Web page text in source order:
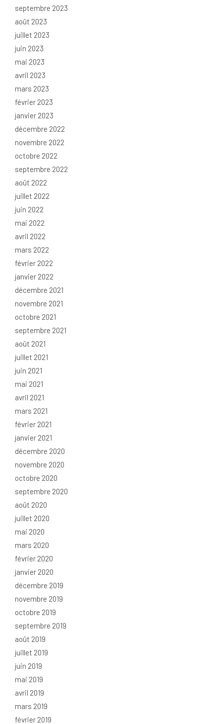
septembre 2023
août 2023
juillet 2023
juin 2023
mai 2023
avril 2023
mars 2023
février 2023
janvier 2023
décembre 2022
novembre 2022
octobre 2022
septembre 2022
août 2022
juillet 2022
juin 2022
mai 2022
avril 2022
mars 2022
février 2022
janvier 2022
décembre 2021
novembre 2021
octobre 2021
septembre 2021
août 2021
juillet 2021
juin 2021
mai 2021
avril 2021
mars 2021
février 2021
janvier 2021
décembre 2020
novembre 2020
octobre 2020
septembre 2020
août 2020
juillet 2020
mai 2020
mars 2020
février 2020
janvier 2020
décembre 2019
novembre 2019
octobre 2019
septembre 2019
août 2019
juillet 2019
juin 2019
mai 2019
avril 2019
mars 2019
février 2019